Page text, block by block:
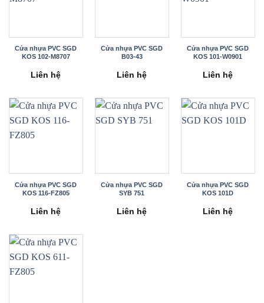
Cửa nhựa PVC SGD
KOS 102-M8707
Liên hệ
Cửa nhựa PVC SGD
B03-43
Liên hệ
Cửa nhựa PVC SGD
KOS 101-W0901
Liên hệ
Cửa nhựa PVC SGD
KOS 116-FZ805
Liên hệ
Cửa nhựa PVC SGD
SYB 751
Liên hệ
Cửa nhựa PVC SGD
KOS 101D
Liên hệ